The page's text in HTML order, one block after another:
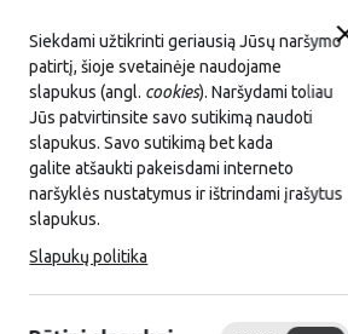
Siekdami užtikrinti geriausią Jūsų naršymo
patirtį, šioje svetainėje naudojame
slapukus (angl. cookies). Naršydami toliau
Jūs patvirtinsite savo sutikimą naudoti
slapukus. Savo sutikimą bet kada
galite atšaukti pakeisdami interneto
naršyklės nustatymus ir ištrindami įrašytus
slapukus.
Slapukų politika
Titulinis